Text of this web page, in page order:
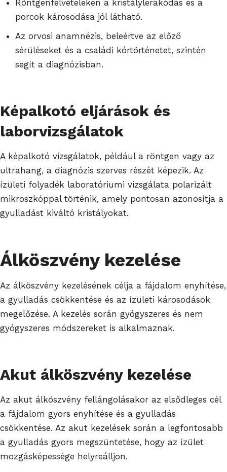
Röntgenfelvételeken a kristálylerakódás és a
porcok károsodása jól látható.
Az orvosi anamnézis, beleértve az előző
sérüléseket és a családi kórtörténetet, szintén
segít a diagnózisban.
Képalkotó eljárások és
laborvizsgálatok
A képalkotó vizsgálatok, például a röntgen vagy az
ultrahang, a diagnózis szerves részét képezik. Az
ízületi folyadék laboratóriumi vizsgálata polarizált
mikroszkóppal történik, amely pontosan azonosítja a
gyulladást kiváltó kristályokat.
Álköszvény kezelése
Az álköszvény kezelésének célja a fájdalom enyhítése,
a gyulladás csökkentése és az ízületi károsodások
megelőzése. A kezelés során gyógyszeres és nem
gyógyszeres módszereket is alkalmaznak.
Akut álköszvény kezelése
Az akut álköszvény fellángolásakor az elsődleges cél
a fájdalom gyors enyhítése és a gyulladás
csökkentése. Az akut kezelések során a legfontosabb
a gyulladás gyors megszüntetése, hogy az ízület
mozgásképessége helyreálljon.